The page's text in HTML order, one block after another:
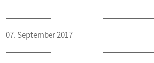
07. September 2017